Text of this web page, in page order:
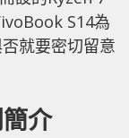
S14為
就要密切留意
介